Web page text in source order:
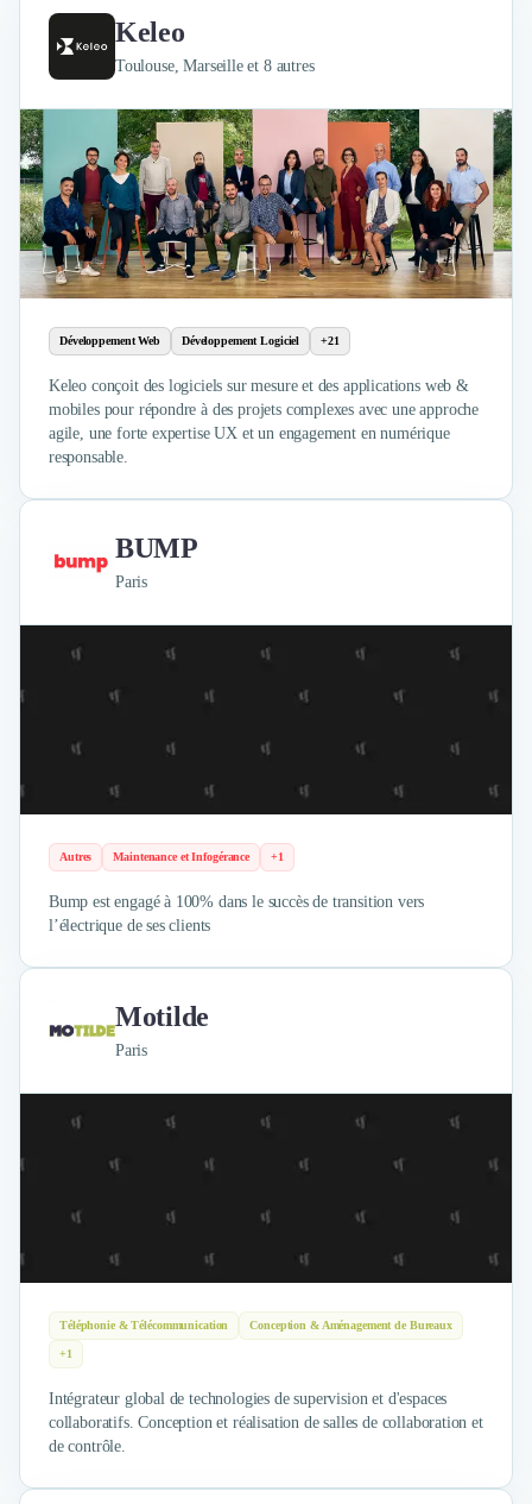
Keleo
Toulouse, Marseille et 8 autres
Développement Web Développement Logiciel +21
Keleo conçoit des logiciels sur mesure et des applications web &
mobiles pour répondre à des projets complexes avec une approche
agile, une forte expertise UX et un engagement en numérique
responsable.
BUMP
Paris
Autres Maintenance et Infogérance +1
Bump est engagé à 100% dans le succès de transition vers
l’électrique de ses clients
Motilde
Paris
Téléphonie & Télécommunication Conception & Aménagement de Bureaux
+1
Intégrateur global de technologies de supervision et d'espaces
collaboratifs. Conception et réalisation de salles de collaboration et
de contrôle.